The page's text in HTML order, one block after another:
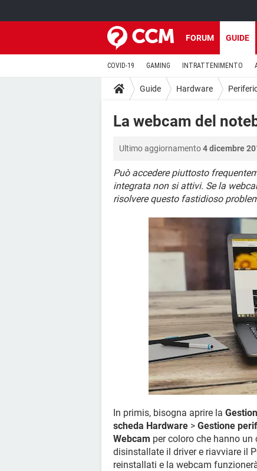
FORUM GUIDE
COVID-19 GAMING INTRATTENIMENTO
Guide Hardware
La webcam del
Ultimo aggiornamento4 dicembre
Può accedere piuttosto
integrata non si attivi. Se la
risolvere questo fastidioso
In primis, bisogna aprire la
scheda Hardware > Gestione
Webcam per coloro che hanno
disinstallate il driver e riavviare il
reinstallati e la webcam